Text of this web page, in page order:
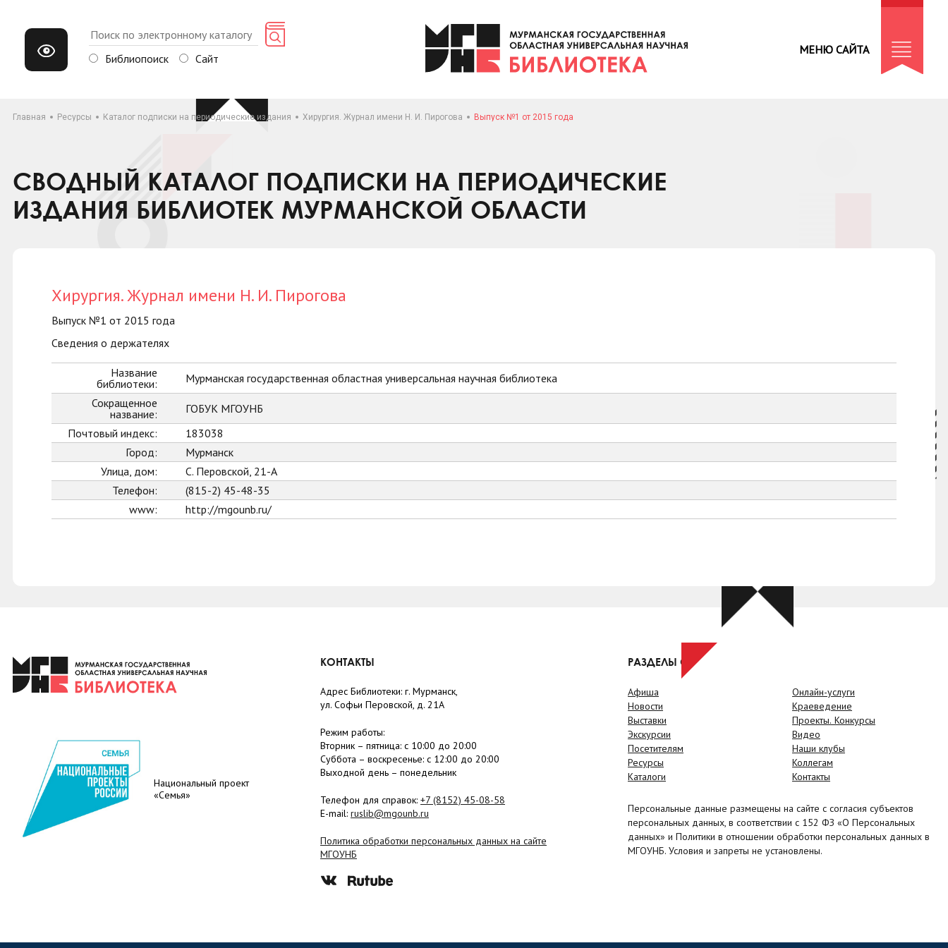
Библиопоиск Сайт
МЕНЮ САЙТА
Главная Ресурсы Каталог подписки на периодические издания Хирургия. Журнал имени Н. И. Пирогова Выпуск №1 от 2015 года
СВОДНЫЙ КАТАЛОГ ПОДПИСКИ НА ПЕРИОДИЧЕСКИЕ
ИЗДАНИЯ БИБЛИОТЕК МУРМАНСКОЙ ОБЛАСТИ
Хирургия. Журнал имени Н. И. Пирогова
Выпуск №1 от 2015 года
Сведения о держателях
Название
библиотеки:
Мурманская государственная областная универсальная научная библиотека
Сокращенное
название:
ГОБУК МГОУНБ
Почтовый индекс:
183038
Город:
Мурманск
Улица, дом:
С. Перовской, 21-А
Телефон:
(815-2) 45-48-35
www:
http://mgounb.ru/
Национальный проект
«Семья»
КОНТАКТЫ
Адрес Библиотеки: г. Мурманск,
ул. Софьи Перовской, д. 21А
Режим работы:
Вторник – пятница: с 10:00 до 20:00
Суббота – воскресенье: c 12:00 до 20:00
Выходной день – понедельник
Телефон для справок: +7 (8152) 45-08-58
E-mail: ruslib@mgounb.ru
Политика обработки персональных данных на сайте
МГОУНБ
РАЗДЕЛЫ САЙТА
Афиша
Новости
Выставки
Экскурсии
Посетителям
Ресурсы
Каталоги
Онлайн-услуги
Краеведение
Проекты. Конкурсы
Видео
Наши клубы
Коллегам
Контакты
Персональные данные размещены на сайте с согласия субъектов
персональных данных, в соответствии с 152 ФЗ «О Персональных
данных» и Политики в отношении обработки персональных данных в
МГОУНБ. Условия и запреты не установлены.